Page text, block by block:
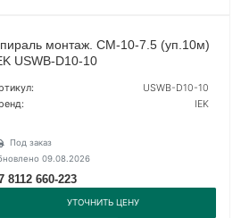
монтаж. СМ-10-7.5 (уп.10м)
USWB-D10-10
USWB-D10-10
IEK
Под заказ
09.08.2026
8112 660-223
УТОЧНИТЬ ЦЕНУ